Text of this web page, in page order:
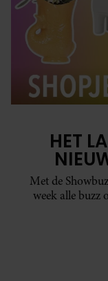
HET
Met de
week alle buzz